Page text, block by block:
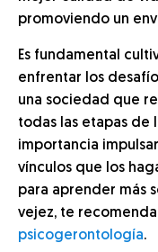
promoviendo un
Es fundamental
enfrentar los
una sociedad que
todas las etapas de
importancia
vínculos que los
para aprender más
vejez, te
psicogerontología.